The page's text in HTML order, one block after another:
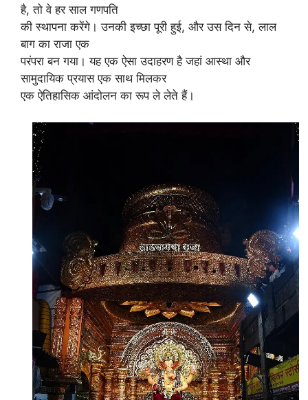
है, तो वे हर साल गणपति
की स्थापना करेंगे। उनकी इच्छा पूरी हुई, और उस दिन से, लाल
बाग का राजा एक
परंपरा बन गया। यह एक ऐसा उदाहरण है जहां आस्था और
सामुदायिक प्रयास एक साथ मिलकर
एक ऐतिहासिक आंदोलन का रूप ले लेते हैं।